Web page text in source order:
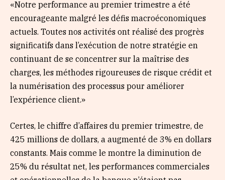
«Notre performance au premier trimestre a été
encourageante malgré les défis macroéconomiques
actuels. Toutes nos activités ont réalisé des progrès
significatifs dans l’exécution de notre stratégie en
continuant de se concentrer sur la maîtrise des
charges, les méthodes rigoureuses de risque crédit et
la numérisation des processus pour améliorer
l’expérience client.»
Certes, le chiffre d’affaires du premier trimestre, de
425 millions de dollars, a augmenté de 3% en dollars
constants. Mais comme le montre la diminution de
25% du résultat net, les performances commerciales